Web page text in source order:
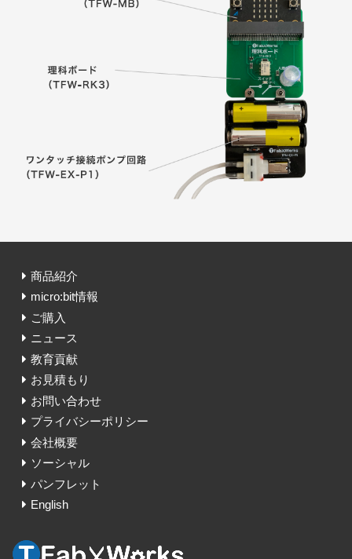
商品紹介
micro:bit情報
ご購入
ニュース
教育貢献
お見積もり
お問い合わせ
プライバシーポリシー
会社概要
ソーシャル
パンフレット
English